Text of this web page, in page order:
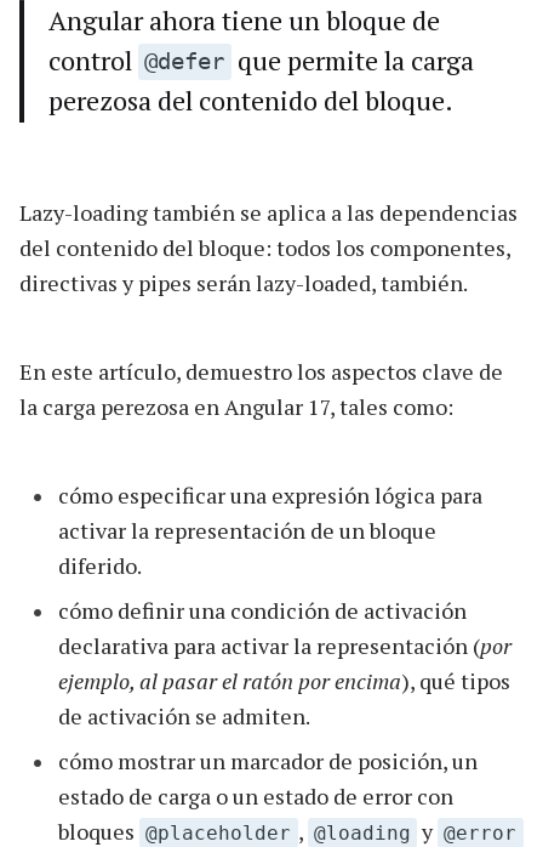
Angular ahora tiene un bloque de
control @defer que permite la carga
perezosa del contenido del bloque.
Lazy-loading también se aplica a las dependencias
del contenido del bloque: todos los componentes,
directivas y pipes serán lazy-loaded, también.
En este artículo, demuestro los aspectos clave de
la carga perezosa en Angular 17, tales como:
cómo especificar una expresión lógica para
activar la representación de un bloque
diferido.
cómo definir una condición de activación
declarativa para activar la representación (por
ejemplo, al pasar el ratón por encima), qué tipos
de activación se admiten.
cómo mostrar un marcador de posición, un
estado de carga o un estado de error con
bloques @placeholder , @loading y @error